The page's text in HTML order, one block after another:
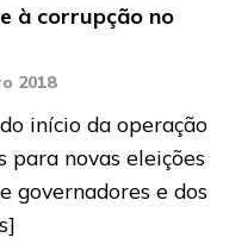
à corrupção no
2018
início da operação
para novas eleições
governadores e dos